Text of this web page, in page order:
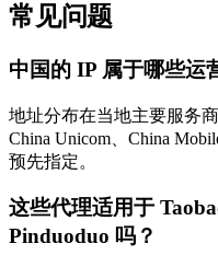
常见问题
中国的 IP 属于哪些运
地址分布在当地主要服务商
China Unicom、China
预先指定。
这些代理适用于
Pinduoduo 吗？